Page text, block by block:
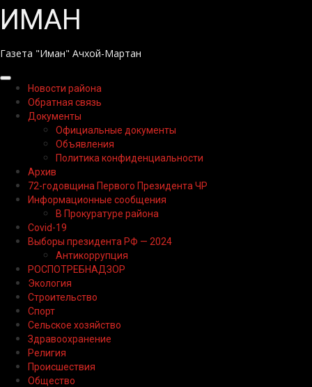
Перейти
содержимому
ИМАН
Газета "Иман" Ачхой-Мартан
Основное
меню
Новости района
Обратная связь
Документы
Официальные документы
Объявления
Политика конфиденциальности
Архив
72-годовщина Первого Президента ЧР
Информационные сообщения
В Прокуратуре района
Covid-19
Выборы президента РФ — 2024
Антикоррупция
РОСПОТРЕБНАДЗОР
Экология
Строительство
Спорт
Сельское хозяйство
Здравоохранение
Религия
Происшествия
Общество